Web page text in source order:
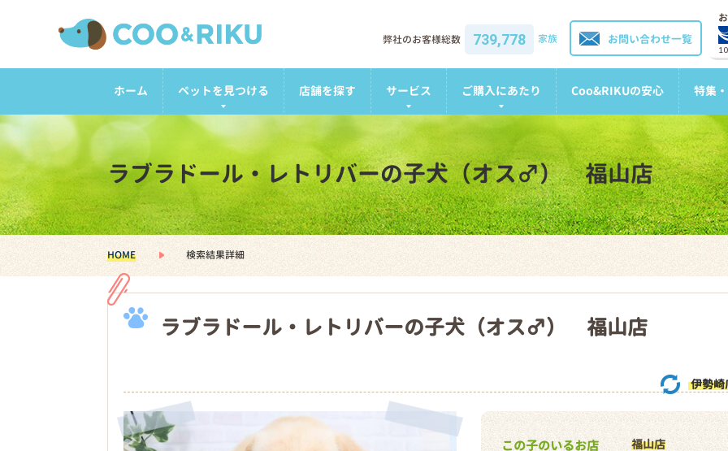
お問い合わせ一覧
弊社のお客様総数 739,778 家族
ホーム ペットを見つける 店舗を探す サービス ご購入にあたり Coo&RIKUの安心 特集
ラブラドール・レトリバーの子犬（オス♂） 福山店
HOME 検索結果詳細
ラブラドール・レトリバーの子犬（オス♂） 福山店
伊勢崎
この子のいるお店 福山店